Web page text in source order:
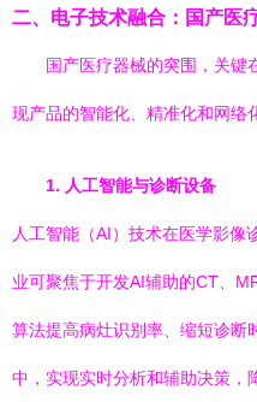
二、电子技术融合：国产医
国产医疗器械的突围，关键
现产品的智能化、精准化和网络
1. 人工智能与诊断设备
人工智能（AI）技术在医学影像
业可聚焦于开发AI辅助的CT、
算法提高病灶识别率、缩短诊断
中，实现实时分析和辅助决策，